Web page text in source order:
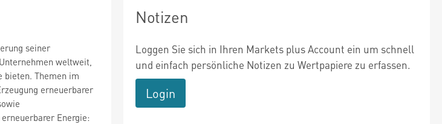
seiner
weltweit,
bieten. Themen im
erneuerbarer
Energie:
Notizen
Loggen Sie sich in Ihren Markets plus Account ein um schnell
und einfach persönliche Notizen zu Wertpapiere zu erfassen.
Login